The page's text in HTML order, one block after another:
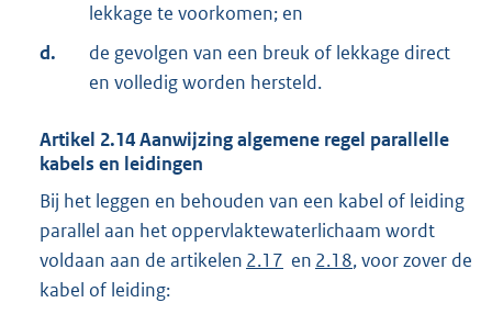
lekkage te voorkomen; en
d.
de gevolgen van een breuk of lekkage direct
en volledig worden hersteld.
Artikel 2.14Aanwijzing algemene regel parallelle
kabels en leidingen
Bij het leggen en behouden van een kabel of leiding
parallel aan het oppervlaktewaterlichaam wordt
voldaan aan de artikelen 2.17 en 2.18, voor zover de
kabel of leiding: